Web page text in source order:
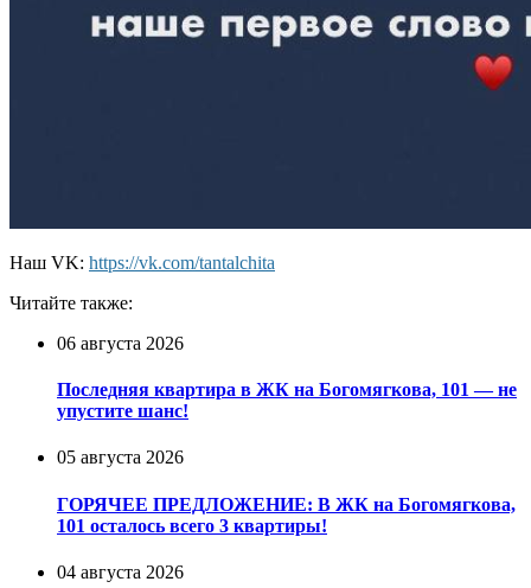
Наш VK: https://vk.com/tantalchita
Читайте также:
06 августа 2026
Последняя квартира в ЖК на Богомягкова, 101 — не
упустите шанс!
05 августа 2026
ГОРЯЧЕЕ ПРЕДЛОЖЕНИЕ: В ЖК на Богомягкова,
101 осталось всего 3 квартиры!
04 августа 2026